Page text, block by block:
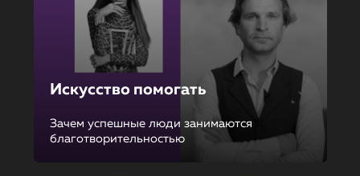
Искусство помогать
Зачем успешные люди занимаются
благотворительностью